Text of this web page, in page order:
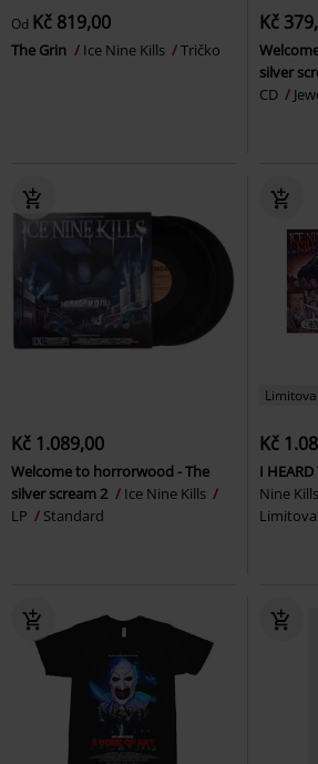
Od Kč 819,00
The Grin Ice Nine Kills Tričko
Kč
silver
CD
Kč 1.089,00
Welcome to horrorwood - The
silver scream 2
Ice Nine Kills
LP
Standard
Kč
I
Nine Kills